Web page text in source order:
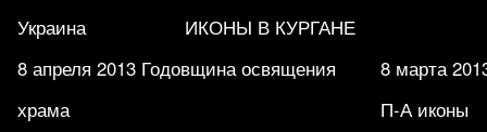
Украина
ИКОНЫ В КУРГАНЕ
8 апреля 2013 Годовщина освящения
храма
8 марта
П-А иконы